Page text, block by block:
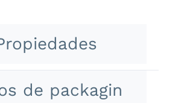
de packagin